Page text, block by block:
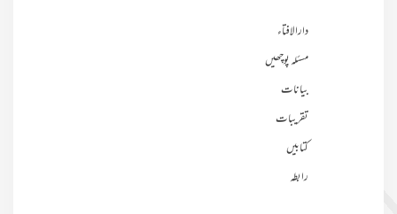
دارالافتاء
مسئلہ پوچھیں
بیانات
تقریبات
کتابیں
رابطہ